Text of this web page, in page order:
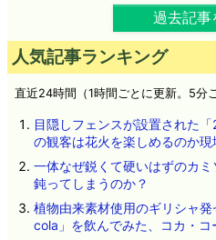
過去記事
人気記事ランキング
直近24時間（1時間ごとに更新。5分
目隠しフェンスが設置された
の観客は花火を楽しめるのか
一体なぜ鋭くて硬いはずのカ
鈍ってしまうのか？
植物由来素材使用のギリシャ
cola」を飲んでみた、コカ・コ